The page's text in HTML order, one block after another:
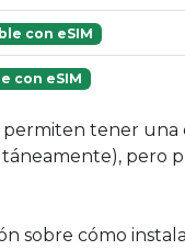
con eSIM
con eSIM
tener una
pero
sobre cómo